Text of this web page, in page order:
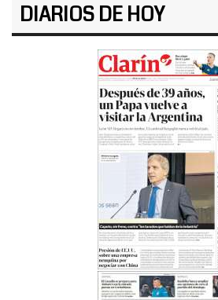
DIARIOS DE HOY